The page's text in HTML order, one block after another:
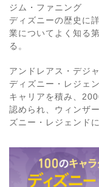
ジム・ファニング
ディズニーの歴史に
業についてよく知る
る。
アンドレアス・デジャ
ディズニー・レジェ
キャリアを積み、
認められ、ウィンザ
ズニー・レジェンド